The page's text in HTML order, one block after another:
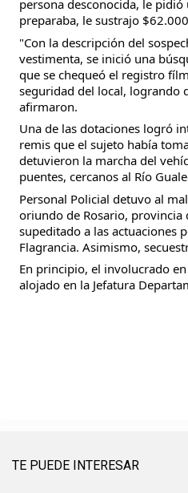
persona desconocida, le
preparaba, le sustrajo
"Con la descripción del
vestimenta, se inició una
que se chequeó el registro
seguridad del local, logrando
afirmaron.
Una de las dotaciones logró
remis que el sujeto había
detuvieron la marcha del
puentes, cercanos al Río
Personal Policial detuvo al
oriundo de Rosario, provincia
supeditado a las actuaciones
Flagrancia. Asimismo,
En principio, el involucrado
alojado en la Jefatura
TE PUEDE INTERESAR